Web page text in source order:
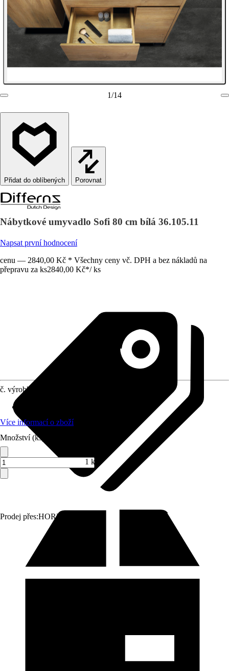
1/14
Porovnat
Nábytkové umyvadlo Sofi 80 cm bílá 36.105.11
Napsat první hodnocení
cenu — 2840,00 Kč * Všechny ceny vč. DPH a bez nákladů na
přepravu za ks2840,00 Kč*/ ks
Prodej přes:HORNBACH
č. výrobku
Více informací o zboží
Množství (ks)
1 ks